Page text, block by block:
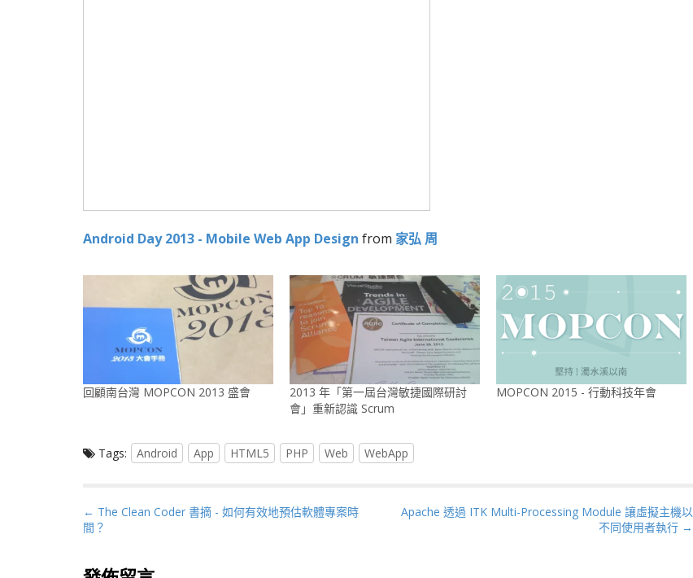
Android Day 2013 - Mobile Web App Design from 家弘 周
回顧南台灣 MOPCON 2013 盛會
2013 年「第一屆台灣敏捷國際研討
會」重新認識 Scrum
MOPCON 2015 - 行動科技年會
Tags: Android App HTML5 PHP Web WebApp
P
o
t
← The Clean Coder 書摘 - 如何有效地預估軟體專案時
間？
Apache 透過 ITK Multi-Processing Module 讓虛擬主機以
不同使用者執行 →